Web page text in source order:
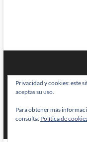
BRAINSTOMPING|
los derechos reservados
Privacidad y cookies: este
aceptas su uso.
Para obtener más
consulta: Política de